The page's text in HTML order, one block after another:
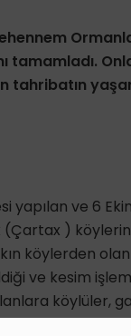
tamamladı.
tahribatın
yapılan ve 6
)
köylerden olan
ve kesim
köylüler,